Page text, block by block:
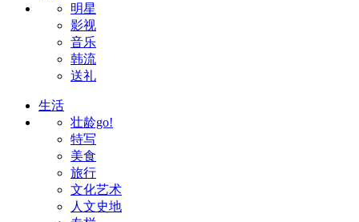
明星
影视
音乐
韩流
送礼
生活
壮龄go!
特写
美食
旅行
文化艺术
人文史地